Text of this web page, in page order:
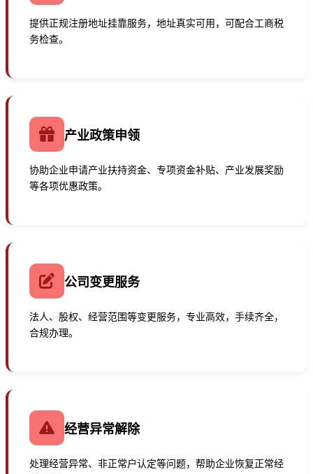
提供正规注册地址挂靠服务，地址真实可用，可配合工商税
务检查。
产业政策申领
协助企业申请产业扶持资金、专项资金补贴、产业发展奖励
等各项优惠政策。
公司变更服务
法人、股权、经营范围等变更服务，专业高效，手续齐全，
合规办理。
经营异常解除
处理经营异常、非正常户认定等问题，帮助企业恢复正常经